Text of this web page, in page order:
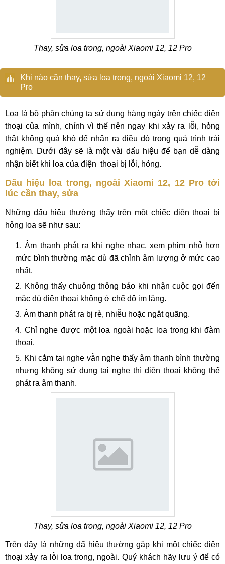
Thay, sửa loa trong, ngoài Xiaomi 12, 12 Pro
Khi nào cần thay, sửa loa trong, ngoài Xiaomi 12, 12
Pro
Loa là bộ phận chúng ta sử dụng hàng ngày trên chiếc điện
thoại của mình, chính vì thế nên ngay khi xảy ra lỗi, hỏng
thật không quá khó để nhận ra điều đó trong quá trình trải
nghiệm. Dưới đây sẽ là một vài dấu hiệu để bạn dễ dàng
nhận biết khi loa của điện thoại bị lỗi, hỏng.
Dấu hiệu loa trong, ngoài Xiaomi 12, 12 Pro tới
lúc cần thay, sửa
Những dấu hiệu thường thấy trên một chiếc điện thoại bị
hỏng loa sẽ như sau:
Âm thanh phát ra khi nghe nhạc, xem phim nhỏ hơn
mức bình thường mặc dù đã chỉnh âm lượng ở mức cao
nhất.
Không thấy chuông thông báo khi nhận cuộc gọi đến
mặc dù điện thoại không ở chế độ im lặng.
Âm thanh phát ra bị rè, nhiễu hoặc ngắt quãng.
Chỉ nghe được một loa ngoài hoặc loa trong khi đàm
thoại.
Khi cắm tai nghe vẫn nghe thấy âm thanh bình thường
nhưng không sử dụng tai nghe thì điện thoại không thể
phát ra âm thanh.
Thay, sửa loa trong, ngoài Xiaomi 12, 12 Pro
Trên đây là những dấ hiệu thường gặp khi một chiếc điện
thoại xảy ra lỗi loa trong, ngoài. Quý khách hãy lưu ý để có